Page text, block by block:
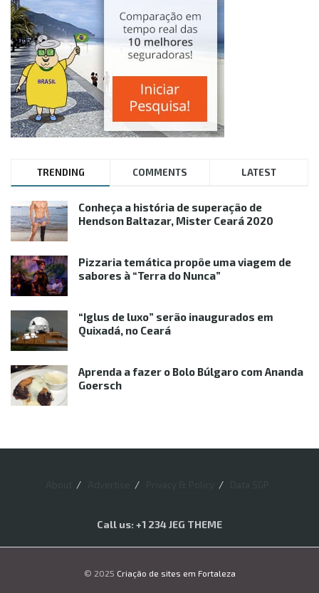
TRENDING COMMENTS LATEST
Conheça a história de superação de
Hendson Baltazar, Mister Ceará 2020
Pizzaria temática propõe uma viagem de
sabores à “Terra do Nunca”
“Iglus de luxo” serão inaugurados em
Quixadá, no Ceará
Aprenda a fazer o Bolo Búlgaro com Ananda
Goersch
Call us: +1 234 JEG THEME
© 2025 Criação de sites em Fortaleza